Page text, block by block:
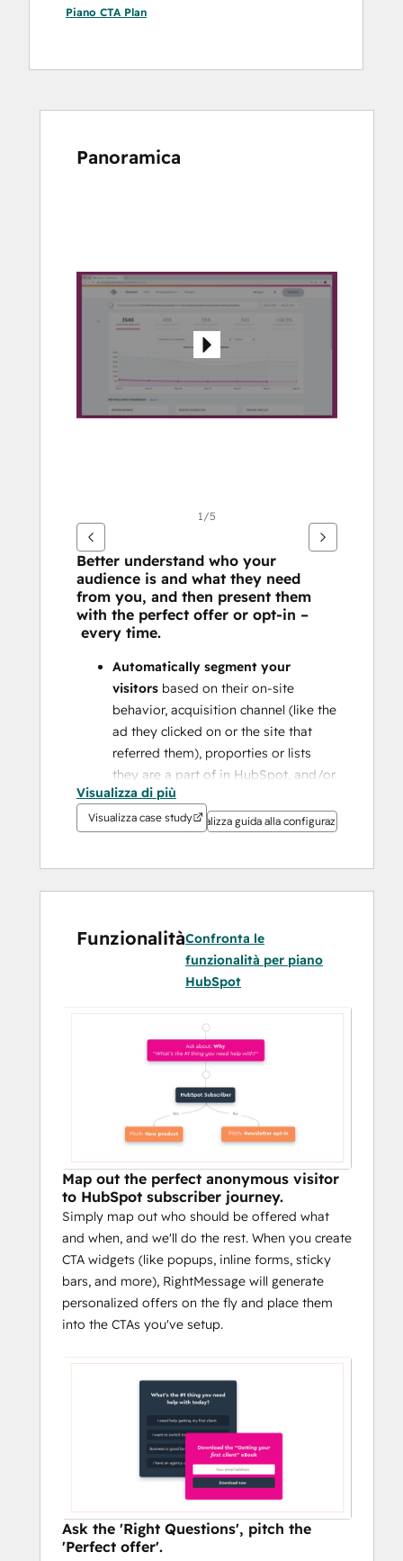
Piano CTA Plan
Panoramica
per
vedere
articoli
1/5
Better understand who your
audience is and what they need
from you, and then present them
with the perfect offer or opt-in –
every time.
Automatically segment your
visitors based on their on-site
behavior, acquisition channel (like the
ad they clicked on or the site that
referred them), proporties or lists
they are a part of in HubSpot, and/or
by any questions you want to ask
them.
Show the perfect offer to the every
Personalize your site content
and/or use our suite of widgets to
always show the right
offer to the
Create a unified experience
between your website and
Using the data you have
stored on your contacts in HubSpot,
you can ensure that your contacts are
seeing offers and content that is
consistent with the emails you're
sending them.
Visualizza di più
Visualizza case studyVisualizza guida alla configurazione
FunzionalitàConfronta le
funzionalità per piano
HubSpot
Map out the perfect anonymous visitor
to HubSpot subscriber journey.
Simply map out who should be offered what
and when, and we'll do the rest. When you create
CTA widgets (like popups, inline forms, sticky
bars, and more), RightMessage will generate
personalized offers on the fly and place them
into the CTAs you've setup.
Ask the 'Right Questions', pitch the
'Perfect offer'.